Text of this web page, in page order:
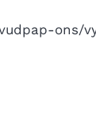
ons/